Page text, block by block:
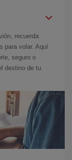
recuerda
para volar. Aquí
seguro o
destino de tu